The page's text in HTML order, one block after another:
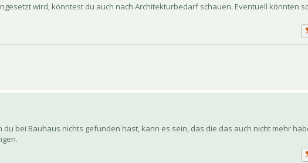
wird, könntest du auch nach Architekturbedarf schauen. Eventuell könnten
bei Bauhaus nichts gefunden hast, kann es sein, das die das auch nicht mehr